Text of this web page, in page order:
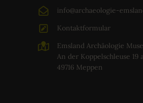
info@archaeologie-
Kontaktformular
Emsland Archäologie
An der Koppelschleuse 19
49716 Meppen